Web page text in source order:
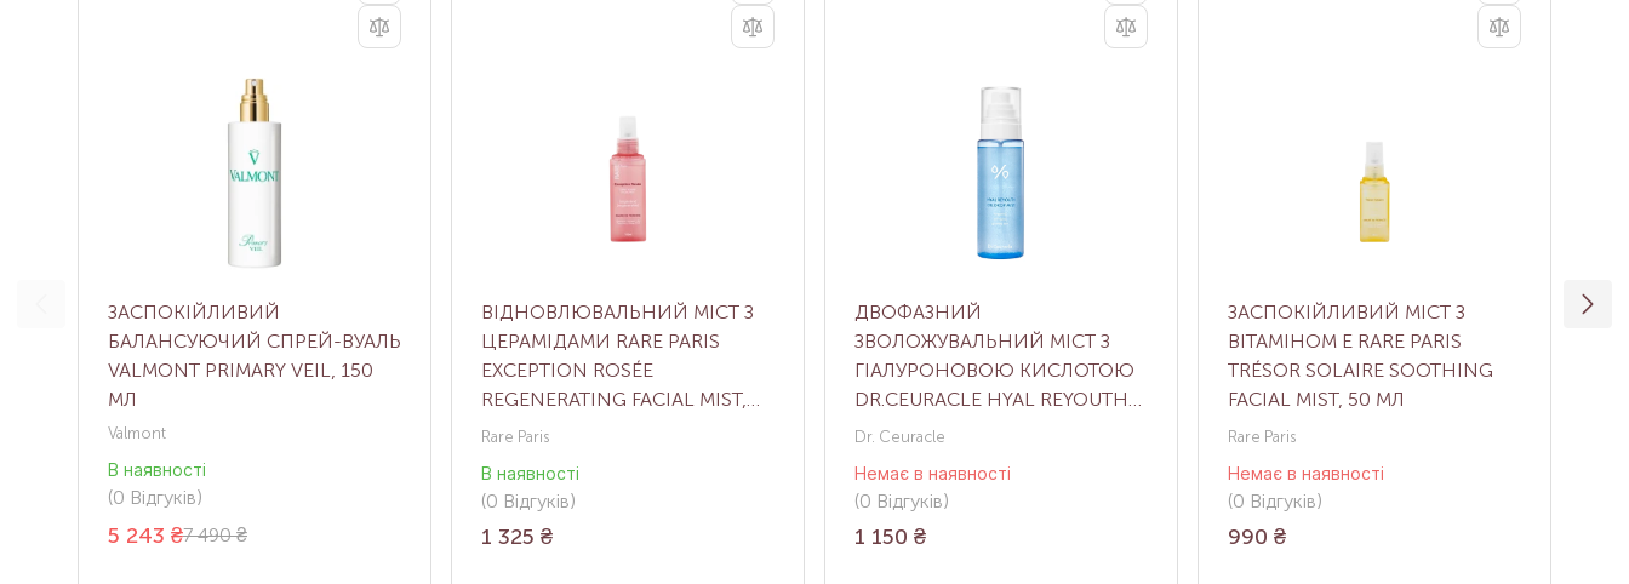
ЗАСПОКІЙЛИВИЙ
БАЛАНСУЮЧИЙ СПРЕЙ-ВУАЛЬ
VALMONT PRIMARY VEIL, 150
МЛ
Valmont
В наявності
(0 Відгуків)
7 490 ₴
5 243 ₴
ВІДНОВЛЮВАЛЬНИЙ МІСТ З
ЦЕРАМІДАМИ RARE PARIS
EXCEPTION ROSÉE
REGENERATING FACIAL MIST,
120 МЛ
Rare Paris
В наявності
(0 Відгуків)
1 325 ₴
ДВОФАЗНИЙ
ЗВОЛОЖУВАЛЬНИЙ МІСТ З
ГІАЛУРОНОВОЮ КИСЛОТОЮ
DR.CEURACLE HYAL REYOUTH
OIL DROP MIST, 125 МЛ
Dr. Ceuracle
Немає в наявності
(0 Відгуків)
1 150 ₴
ЗАСПОКІЙЛИВИЙ МІСТ З
ВІТАМІНОМ Е RARE PARIS
TRÉSOR SOLAIRE SOOTHING
FACIAL MIST, 50 МЛ
Rare Paris
Немає в наявності
(0 Відгуків)
990 ₴